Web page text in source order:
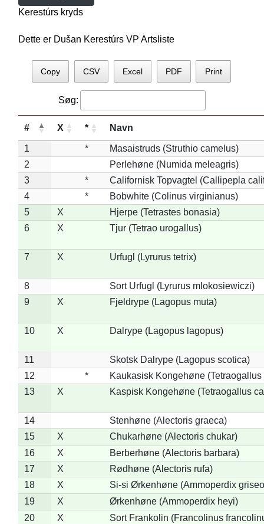
Kerestúrs kryds
Dette er Dušan Kerestúrs VP Artsliste
Copy CSV Excel PDF Print
Søg:
# X * Navn
1 *
Masaistruds (Struthio camelus)
2
Perlehøne (Numida meleagris)
3
*
Californisk Topvagtel (Callipepla
4
*
Bobwhite (Colinus virginianus)
5
X
Hjerpe (Tetrastes bonasia)
6
X Tjur (Tetrao urogallus)
7 X Urfugl (Lyrurus tetrix)
8
Sort Urfugl (Lyrurus mlokosiewiczi)
9
X Fjeldrype (Lagopus muta)
10 X Dalrype (Lagopus lagopus)
11
Skotsk Dalrype (Lagopus scotica)
12
*
Kaukasisk Kongehøne
13
X Kaspisk Kongehøne (Tetraogallus
14
Stenhøne (Alectoris graeca)
15
X
Chukarhøne (Alectoris chukar)
16
X
Berberhøne (Alectoris barbara)
17
X
Rødhøne (Alectoris rufa)
18
X
Si-si Ørkenhøne (Ammoperdix
19
X
Ørkenhøne (Ammoperdix heyi)
20
X
Sort Frankolin (Francolinus